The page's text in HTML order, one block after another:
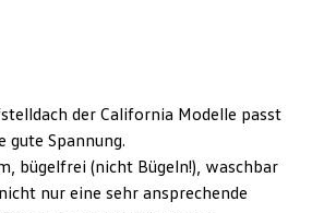
der California Modelle passt
Spannung.
bügelfrei (nicht Bügeln!), waschbar
nur eine sehr ansprechende